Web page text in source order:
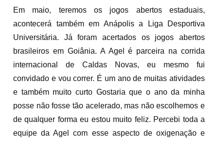
Em maio, teremos os jogos abertos estaduais,
acontecerá também em Anápolis a Liga Desportiva
Universitária. Já foram acertados os jogos abertos
brasileiros em Goiânia. A Agel é parceira na corrida
internacional de Caldas Novas, eu mesmo fui
convidado e vou correr. É um ano de muitas atividades
e também muito curto Gostaria que o ano da minha
posse não fosse tão acelerado, mas não escolhemos e
de qualquer forma eu estou muito feliz. Percebi toda a
equipe da Agel com esse aspecto de oxigenação e